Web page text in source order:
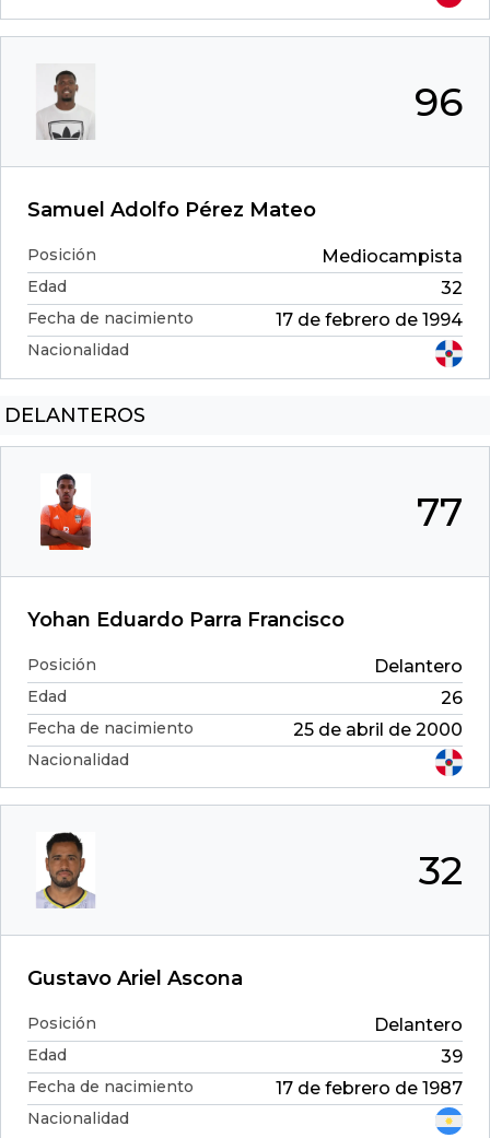
96
Samuel Adolfo Pérez Mateo
Posición Mediocampista
Edad 32
Fecha de nacimiento 17 de febrero de 1994
Nacionalidad
DELANTEROS
77
Yohan Eduardo Parra Francisco
Posición Delantero
Edad 26
Fecha de nacimiento 25 de abril de 2000
Nacionalidad
32
Gustavo Ariel Ascona
Posición Delantero
Edad 39
Fecha de nacimiento 17 de febrero de 1987
Nacionalidad